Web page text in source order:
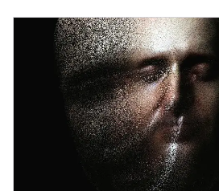
Robots